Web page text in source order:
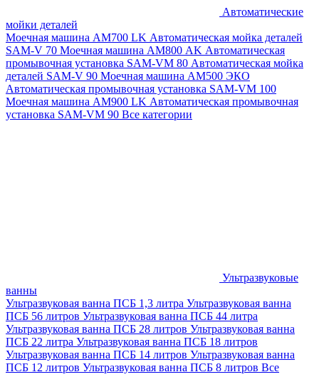
Автоматические
мойки деталей
Моечная машина AM700 LK Автоматическая мойка деталей
SAM-V 70 Моечная машина АМ800 AK Автоматическая
промывочная установка SAM-VM 80 Автоматическая мойка
деталей SAM-V 90 Моечная машина АМ500 ЭКО
Автоматическая промывочная установка SAM-VM 100
Моечная машина AM900 LK Автоматическая промывочная
установка SAM-VM 90 Все категории
Ультразвуковые
ванны
Ультразвуковая ванна ПСБ 1,3 литра Ультразвуковая ванна
ПСБ 56 литров Ультразвуковая ванна ПСБ 44 литра
Ультразвуковая ванна ПСБ 28 литров Ультразвуковая ванна
ПСБ 22 литра Ультразвуковая ванна ПСБ 18 литров
Ультразвуковая ванна ПСБ 14 литров Ультразвуковая ванна
ПСБ 12 литров Ультразвуковая ванна ПСБ 8 литров Все